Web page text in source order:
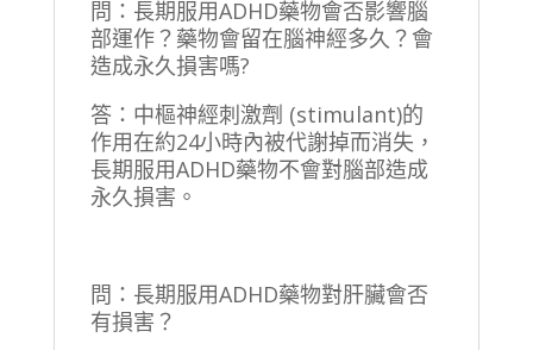
問：長期服用ADHD藥物會否影響腦
部運作？藥物會留在腦神經多久？會
造成永久損害嗎?
答：中樞神經刺激劑 (stimulant)的
作用在約24小時內被代謝掉而消失，
長期服用ADHD藥物不會對腦部造成
永久損害。
問：長期服用ADHD藥物對肝臟會否
有損害？